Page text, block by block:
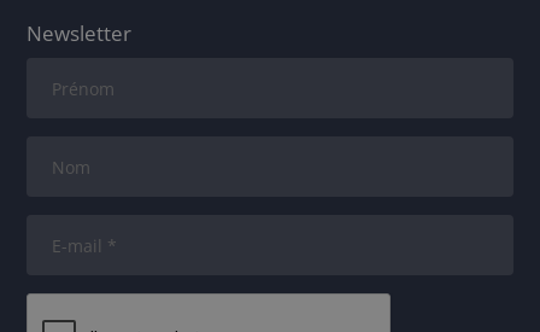
Newsletter